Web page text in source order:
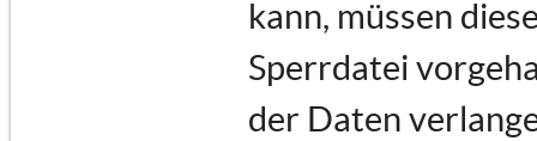
kann, müssen
Sperrdatei
der Daten